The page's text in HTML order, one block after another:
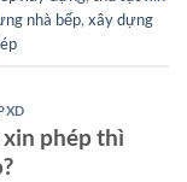
nhà bếp, xây dựng
phép thì